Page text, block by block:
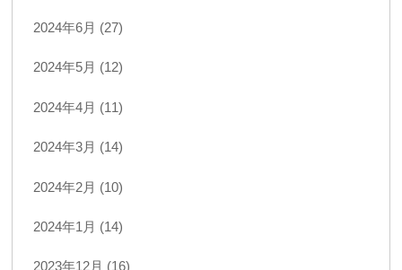
2024年6月 (27)
2024年5月 (12)
2024年4月 (11)
2024年3月 (14)
2024年2月 (10)
2024年1月 (14)
2023年12月 (16)